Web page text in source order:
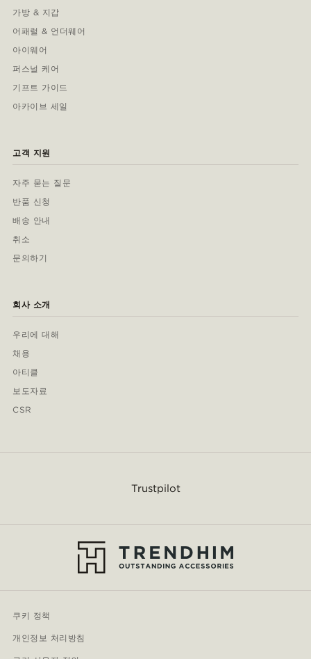
가방 & 지갑
어패럴 & 언더웨어
아이웨어
퍼스널 케어
기프트 가이드
아카이브 세일
고객 지원
자주 묻는 질문
반품 신청
배송 안내
취소
문의하기
회사 소개
우리에 대해
채용
아티클
보도자료
CSR
Trustpilot
쿠키 정책
개인정보 처리방침